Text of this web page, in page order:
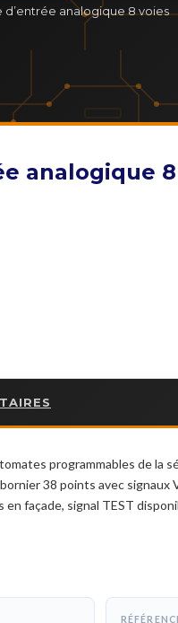
d’entrée analogique 8 voies
analogique
programmables de la
38 points avec
façade, signal TEST